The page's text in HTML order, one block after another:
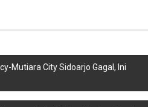
Mutiara City Sidoarjo Gagal, Ini